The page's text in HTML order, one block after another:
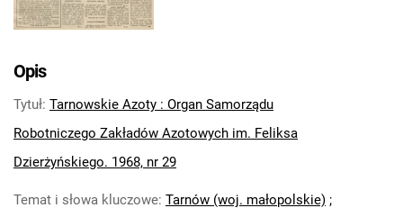
Feliksa Dzierżyńskiego. 1968, nr 2
Tarnowskie Azoty : Organ Samorządu
Robotniczego Zakładów Azotowych im.
Feliksa Dzierżyńskiego. 1968, nr 4
Robotniczego Zakładów Azotowych im.
Opis
Tytuł: Tarnowskie Azoty : Organ Samorządu
Robotniczego Zakładów Azotowych im. Feliksa
Dzierżyńskiego. 1968, nr 29
Temat i słowa kluczowe: Tarnów (woj. małopolskie) ;